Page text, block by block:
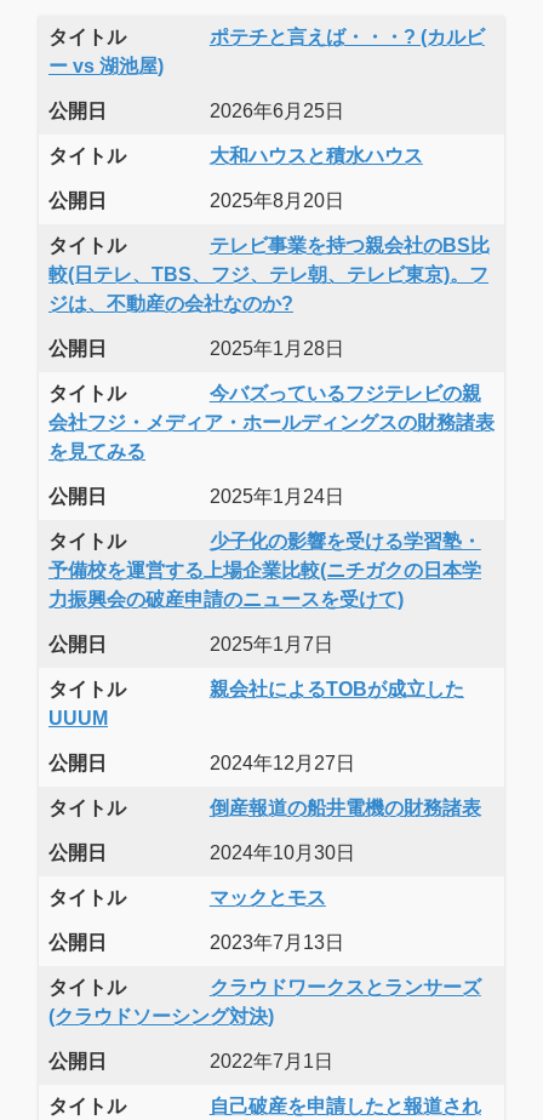
タイトル
ポテチと言えば・・・? (カルビ
ー vs 湖池屋)
公開日 2026年6月25日
タイトル 大和ハウスと積水ハウス
公開日 2025年8月20日
タイトル
テレビ事業を持つ親会社のBS比
較(日テレ、TBS、フジ、テレ朝、テレビ東京)。フ
ジは、不動産の会社なのか?
公開日 2025年1月28日
タイトル
今バズっているフジテレビの親
会社フジ・メディア・ホールディングスの財務諸表
を見てみる
公開日 2025年1月24日
タイトル
少子化の影響を受ける学習塾・
予備校を運営する上場企業比較(ニチガクの日本学
力振興会の破産申請のニュースを受けて)
公開日 2025年1月7日
タイトル
親会社によるTOBが成立した
UUUM
公開日 2024年12月27日
タイトル 倒産報道の船井電機の財務諸表
公開日 2024年10月30日
タイトル マックとモス
公開日 2023年7月13日
タイトル
クラウドワークスとランサーズ
(クラウドソーシング対決)
公開日 2022年7月1日
タイトル
自己破産を申請したと報道され